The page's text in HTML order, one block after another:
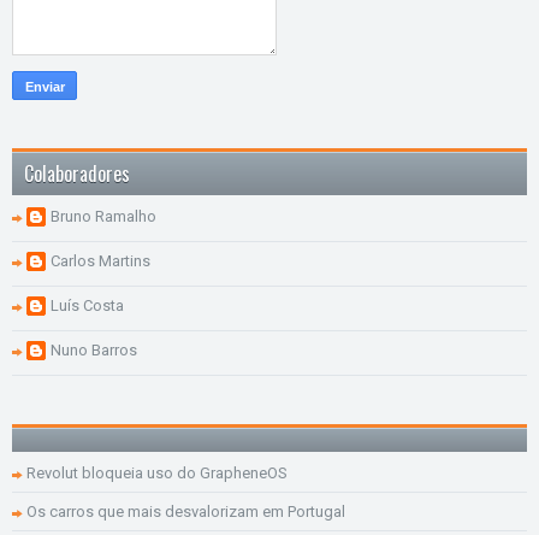
Colaboradores
Bruno Ramalho
Carlos Martins
Luís Costa
Nuno Barros
Revolut bloqueia uso do GrapheneOS
Os carros que mais desvalorizam em Portugal